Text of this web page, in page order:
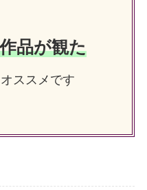
品が観た
ススメです